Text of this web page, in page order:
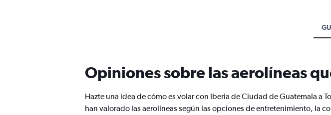
Opiniones sobre las aerolíneas
Hazte una idea de cómo es volar con Iberia de Ciudad de Guatemala a
han valorado las aerolíneas según las opciones de entretenimiento,